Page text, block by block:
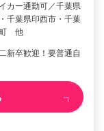
カー通勤可／千葉県
千葉県印西市・千葉
町 他
新卒歓迎！要普通自